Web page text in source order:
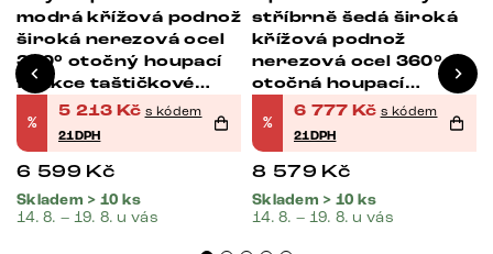
modrá křížová podnož
široká nerezová ocel
360° otočný houpací
funkce taštičkové
pružiny
%
5 213 Kč s kódem
21DPH
6 599 Kč
Skladem > 10 ks
14. 8. – 19. 8. u vás
stříbrně šedá široká
křížová podnož
nerezová ocel 360°
otočná houpací
funkce taštičkové
pružiny
%
6 777 Kč s kódem
21DPH
8 579 Kč
Skladem > 10 ks
14. 8. – 19. 8. u vás